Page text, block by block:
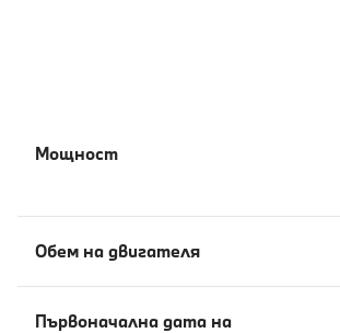
Мощност
Обем на двигателя
Първоначална дата на